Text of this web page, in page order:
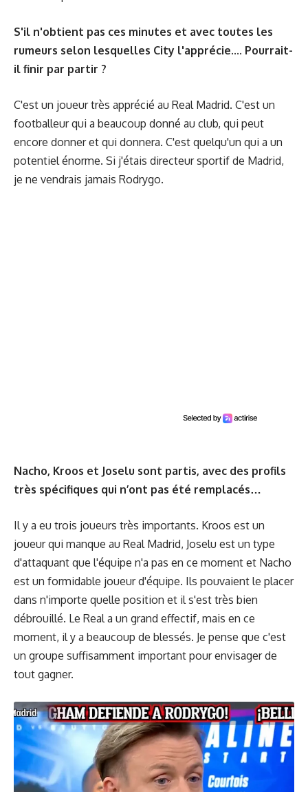
S'il n'obtient pas ces minutes et avec toutes les
rumeurs selon lesquelles City l'apprécie.... Pourrait-
il finir par partir ?
C'est un joueur très apprécié au Real Madrid. C'est un
footballeur qui a beaucoup donné au club, qui peut
encore donner et qui donnera. C'est quelqu'un qui a un
potentiel énorme. Si j'étais directeur sportif de Madrid,
je ne vendrais jamais Rodrygo.
Nacho, Kroos et Joselu sont partis, avec des profils
très spécifiques qui n’ont pas été remplacés…
Il y a eu trois joueurs très importants. Kroos est un
joueur qui manque au Real Madrid, Joselu est un type
d'attaquant que l'équipe n'a pas en ce moment et Nacho
est un formidable joueur d'équipe. Ils pouvaient le placer
dans n'importe quelle position et il s'est très bien
débrouillé. Le Real a un grand effectif, mais en ce
moment, il y a beaucoup de blessés. Je pense que c'est
un groupe suffisamment important pour envisager de
tout gagner.